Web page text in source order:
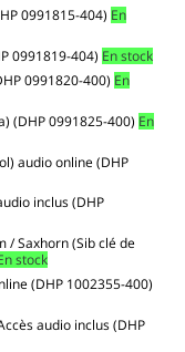
0991815-404) En
0991819-404) En stock
0991820-400) En
(DHP 0991825-400) En
audio online (DHP
inclus (DHP
/ Saxhorn (Sib clé de
stock
(DHP 1002355-400)
audio inclus (DHP